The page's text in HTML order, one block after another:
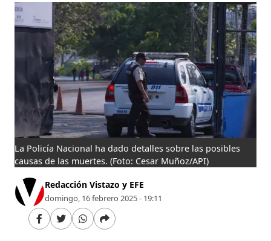
La Policía Nacional ha dado detalles sobre las posibles
causas de las muertes. (Foto: Cesar Muñoz/API)
Redacción Vistazo y EFE
domingo, 16 febrero 2025 - 19:11